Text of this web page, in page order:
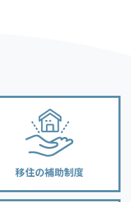
移住の補助制度